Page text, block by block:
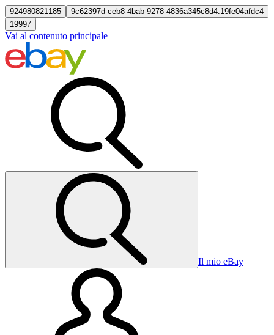
924980821185
9c62397d-ceb8-4bab-9278-4836a345c8d4:19fe04afdc4
19997
Vai al contenuto principale
Il mio eBay